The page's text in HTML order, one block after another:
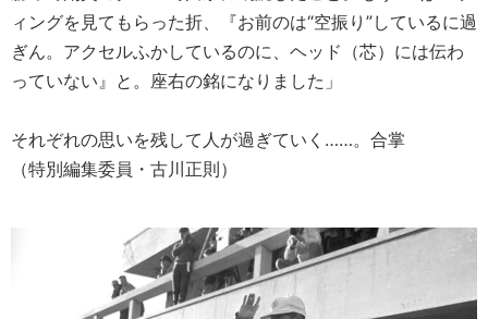
ィングを見てもらった折、『お前のは“空振り”しているに過
ぎん。アクセルふかしているのに、ヘッド（芯）には伝わ
っていない』と。座右の銘になりました」
それぞれの思いを残して人が過ぎていく……。合掌
（特別編集委員・古川正則）